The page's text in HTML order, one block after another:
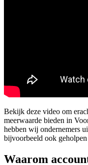
Bekijk deze video om
meerwaarde bieden in
hebben wij ondernemers
bijvoorbeeld ook geholpen
Waarom